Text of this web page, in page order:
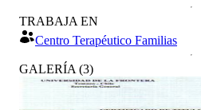
TRABAJA EN
Centro Terapéutico Familias
GALERÍA (3)